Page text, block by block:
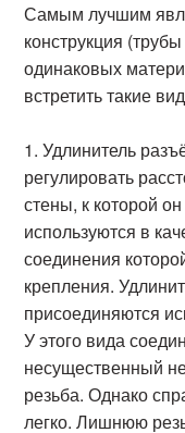
Самым лучшим
конструкция
одинаковых
встретить такие
Удлинитель
регулировать
стены, к которой
используются в
соединения
крепления.
присоединяются
У этого вида
несущественный
резьба. Однако
легко. Лишнюю